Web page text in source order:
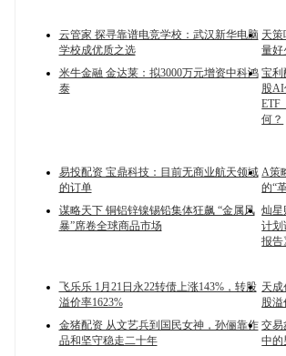
云管家 探寻靠谱电竞学校：武汉新华电脑
学校成优质之选
天
量好
米牛金融 金达莱：拟3000万元增资中科鸿
泰
宝利
股AI
ETF
何？
易投配资 宝鼎科技：目前无商业航天领域
的订单
A策
的“
谋略天下 铜铝锌镍锡铅集体狂飙 “金属风
暴”席卷全球商品市场
灿星
计划
报告
飞乐乐 1月21日永22转债上涨143%，转股
溢价率1623%
天成
股溢
金猪配资 从文艺兵到国民女神，孙俪靠作
品和坚守稳走二十年
交易
中的